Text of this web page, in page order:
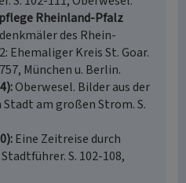
Rheinland-Pfalz
des Rhein-
Ehemaliger Kreis St. Goar.
München u. Berlin.
Oberwesel. Bilder aus der
am großen Strom. S.
Eine Zeitreise durch
S. 102-108,